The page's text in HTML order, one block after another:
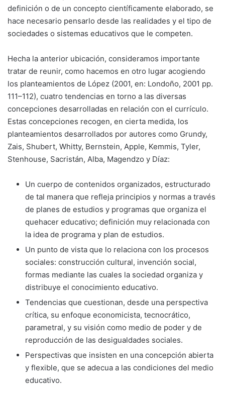
definición o de un concepto científicamente elaborado, se
hace necesario pensarlo desde las realidades y el tipo de
sociedades o sistemas educativos que le competen.
Hecha la anterior ubicación, consideramos importante
tratar de reunir, como hacemos en otro lugar acogiendo
los planteamientos de López (2001, en: Londoño, 2001 pp.
111–112), cuatro tendencias en torno a las diversas
concepciones desarrolladas en relación con el currículo.
Estas concepciones recogen, en cierta medida, los
planteamientos desarrollados por autores como Grundy,
Zais, Shubert, Whitty, Bernstein, Apple, Kemmis, Tyler,
Stenhouse, Sacristán, Alba, Magendzo y Díaz:
Un cuerpo de contenidos organizados, estructurado
de tal manera que refleja principios y normas a través
de planes de estudios y programas que organiza el
quehacer educativo; definición muy relacionada con
la idea de programa y plan de estudios.
Un punto de vista que lo relaciona con los procesos
sociales: construcción cultural, invención social,
formas mediante las cuales la sociedad organiza y
distribuye el conocimiento educativo.
Tendencias que cuestionan, desde una perspectiva
crítica, su enfoque economicista, tecnocrático,
parametral, y su visión como medio de poder y de
reproducción de las desigualdades sociales.
Perspectivas que insisten en una concepción abierta
y flexible, que se adecua a las condiciones del medio
educativo.